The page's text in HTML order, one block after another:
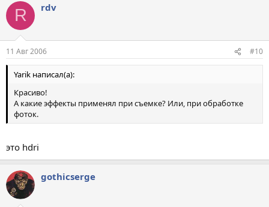
R rdv
11 Авг 2006 #10
Yarik написал(а):
Красиво!
А какие эффекты применял при съемке? Или, при обработке
фоток.
это hdri
gothicserge